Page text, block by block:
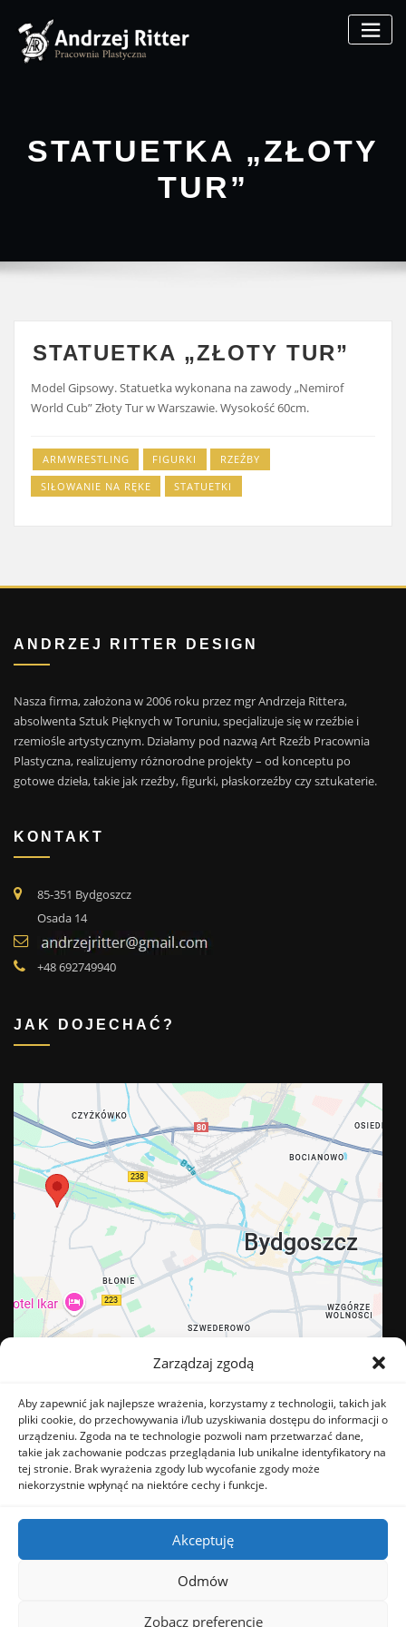
Zarządzaj zgodą
Aby zapewnić jak najlepsze wrażenia, korzystamy z technologii, takich jak
pliki cookie, do przechowywania i/lub uzyskiwania dostępu do informacji o
urządzeniu. Zgoda na te technologie pozwoli nam przetwarzać dane,
takie jak zachowanie podczas przeglądania lub unikalne identyfikatory na
tej stronie. Brak wyrażenia zgody lub wycofanie zgody może
niekorzystnie wpłynąć na niektóre cechy i funkcje.
Akceptuję
Odmów
Zobacz preferencje
content
STATUETKA „ZŁOTY
TUR”
STATUETKA „ZŁOTY TUR”
Model Gipsowy. Statuetka wykonana na zawody „Nemirof
World Cub” Złoty Tur w Warszawie. Wysokość 60cm.
ARMWRESTLING FIGURKI
RZEŹBY
SIŁOWANIE NA RĘKE
STATUETKI
ANDRZEJ RITTER DESIGN
Nasza firma, założona w 2006 roku przez mgr Andrzeja Rittera,
absolwenta Sztuk Pięknych w Toruniu, specjalizuje się w rzeźbie i
rzemiośle artystycznym. Działamy pod nazwą Art Rzeźb Pracownia
Plastyczna, realizujemy różnorodne projekty – od konceptu po
gotowe dzieła, takie jak rzeźby, figurki, płaskorzeźby czy sztukaterie.
KONTAKT
85-351 Bydgoszcz
Osada 14
+48 692749940
JAK DOJECHAĆ?
BĄDŹ NA BIEŻĄCO